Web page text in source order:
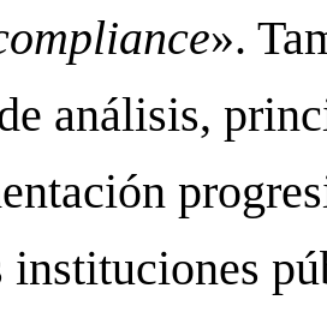
».
análisis,
instituciones